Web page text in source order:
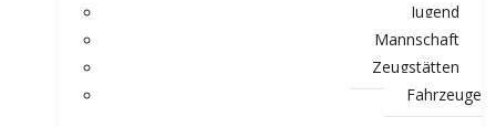
Jugend
Mannschaft
Zeugstätten
Fahrzeuge